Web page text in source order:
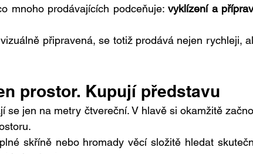
mnoho prodávajících podceňuje: vyklízení a
připravená, se totiž prodává nejen rychleji,
prostor. Kupují představu
se jen na metry čtvereční. V hlavě si okamžitě
skříně nebo hromady věcí složitě hledat